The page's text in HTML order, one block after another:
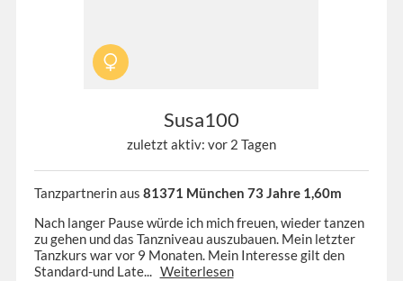
Susa100
zuletzt aktiv: vor 2 Tagen
Tanzpartnerin aus 81371 München 73 Jahre 1,60m
Nach langer Pause würde ich mich freuen, wieder tanzen
zu gehen und das Tanzniveau auszubauen. Mein letzter
Tanzkurs war vor 9 Monaten. Mein Interesse gilt den
Standard-und Late... Weiterlesen